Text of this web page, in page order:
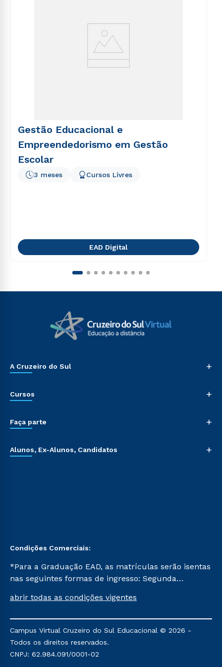
Gestão Educacional e
Empreendedorismo em Gestão
Escolar
3 meses Cursos Livres
EAD Digital
A Cruzeiro do Sul +
Cursos +
Faça parte +
Alunos, Ex-Alunos, Candidatos +
Condições Comerciais:
*Para a Graduação EAD, as matrículas serão isentas
nas seguintes formas de ingresso: Segunda
Já para as demais, a taxa de matrícula será de R$
mencionadas são referentes aos cursos: Ensino
Religioso, Geografia para a Docência e Metodologia
do Ensino de História: Questões Atuais.
abrir todas as condições vigentes
Campus Virtual Cruzeiro do Sul Educacional © 2026 -
Todos os direitos reservados.
CNPJ: 62.984.091/0001-02